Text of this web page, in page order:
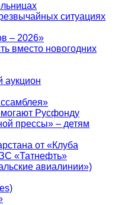
ситуациях
– 2026»
вместо новогодних
аукцион
Русфонду
прессы» – детям
от «Клуба
«Татнефть»
авиалинии»)